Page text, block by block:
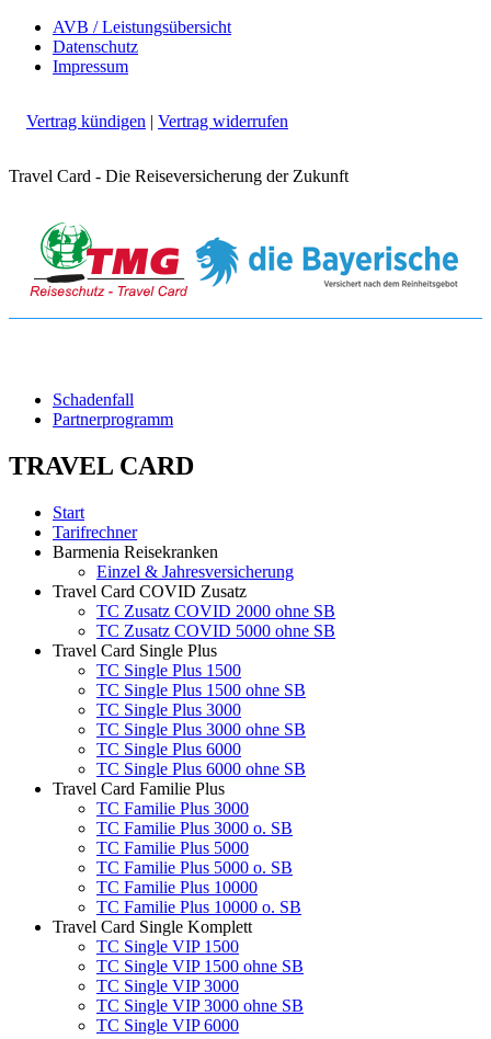
AVB / Leistungsübersicht
Datenschutz
Impressum
Vertrag kündigen | Vertrag widerrufen
Travel Card - Die Reiseversicherung der Zukunft
Schadenfall
Partnerprogramm
TRAVEL CARD
Start
Tarifrechner
Barmenia Reisekranken
Einzel & Jahresversicherung
Travel Card COVID Zusatz
TC Zusatz COVID 2000 ohne SB
TC Zusatz COVID 5000 ohne SB
Travel Card Single Plus
TC Single Plus 1500
TC Single Plus 1500 ohne SB
TC Single Plus 3000
TC Single Plus 3000 ohne SB
TC Single Plus 6000
TC Single Plus 6000 ohne SB
Travel Card Familie Plus
TC Familie Plus 3000
TC Familie Plus 3000 o. SB
TC Familie Plus 5000
TC Familie Plus 5000 o. SB
TC Familie Plus 10000
TC Familie Plus 10000 o. SB
Travel Card Single Komplett
TC Single VIP 1500
TC Single VIP 1500 ohne SB
TC Single VIP 3000
TC Single VIP 3000 ohne SB
TC Single VIP 6000